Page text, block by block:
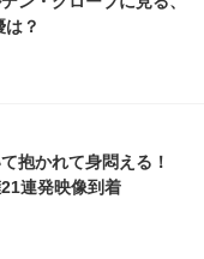
？
抱かれて身悶える！
連発映像到着